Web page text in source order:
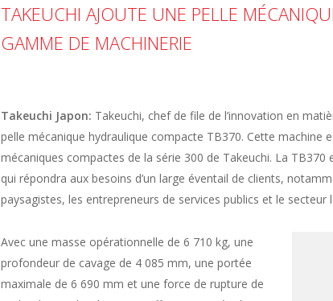
TAKEUCHI AJOUTE UNE PELLE
GAMME DE MACHINERIE
Takeuchi Japon: Takeuchi, chef de file de l’innovation en
pelle mécanique hydraulique compacte TB370. Cette machine
mécaniques compactes de la série 300 de Takeuchi. La
qui répondra aux besoins d’un large éventail de clients,
paysagistes, les entrepreneurs de services publics et le secteur
Avec une masse opérationnelle de 6 710 kg, une
profondeur de cavage de 4 085 mm, une portée
maximale de 6 690 mm et une force de rupture de